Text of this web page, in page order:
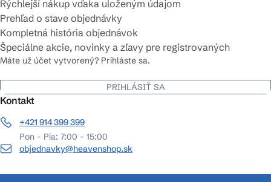
Rýchlejší nákup vďaka uloženým údajom
Prehľad o stave objednávky
Kompletná história objednávok
Špeciálne akcie, novinky a zľavy pre registrovaných
Máte už účet vytvorený? Prihláste sa.
PRIHLÁSIŤ SA
Kontakt
+421 914 399 399
Pon - Pia: 7:00 - 15:00
objednavky@heavenshop.sk